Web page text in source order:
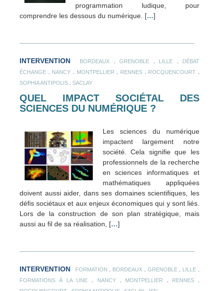
programmation ludique, pour
comprendre les dessous du numérique. […]
INTERVENTION BORDEAUX GRENOBLE LILLE
DÉBAT
ÉCHANGE
NANCY MONTPELLIER RENNES ROCQUENCOURT
SOPHIA ANTIPOLIS SACLAY
QUEL IMPACT SOCIÉTAL DES
SCIENCES DU NUMÉRIQUE ?
Les sciences du numérique
impactent largement notre
société. Cela signifie que les
professionnels de la recherche
en sciences informatiques et
mathématiques appliquées
doivent aussi aider, dans ses domaines scientifiques, les
défis sociétaux et aux enjeux économiques qui y sont liés.
Lors de la construction de son plan stratégique, mais
aussi au fil de sa réalisation, […]
INTERVENTION FORMATION BORDEAUX GRENOBLE. LILLE
FORMATIONS À LA UNE NANCY. MONTPELLIER RENNES.